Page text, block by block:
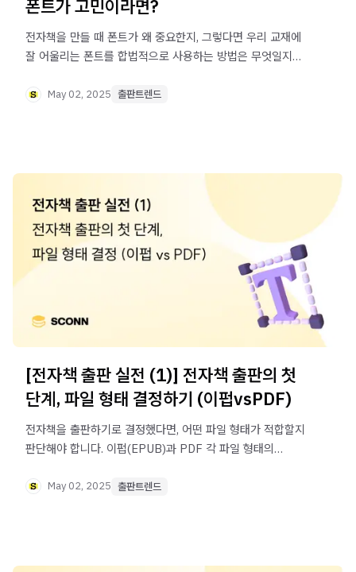
폰트가 고민이라면?
전자책을 만들 때 폰트가 왜 중요한지, 그렇다면 우리 교재에
잘 어울리는 폰트를 합법적으로 사용하는 방법은 무엇일지
May 02, 2025 출판트렌드
[전자책 출판 실전 (1)] 전자책 출판의 첫
단계, 파일 형태 결정하기 (이펍vsPDF)
전자책을 출판하기로 결정했다면, 어떤 파일 형태가 적합할지
판단해야 합니다. 이펍(EPUB)과 PDF 각 파일 형태의
May 02, 2025 출판트렌드